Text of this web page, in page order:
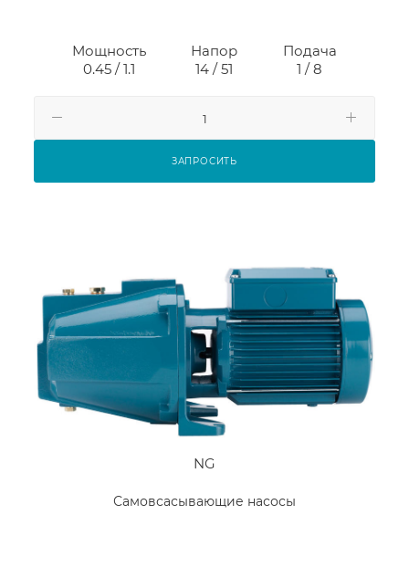
Мощность
0.45 / 1.1
Напор
14 / 51
Подача
1 / 8
ЗАПРОСИТЬ
NG
Самовсасывающие насосы